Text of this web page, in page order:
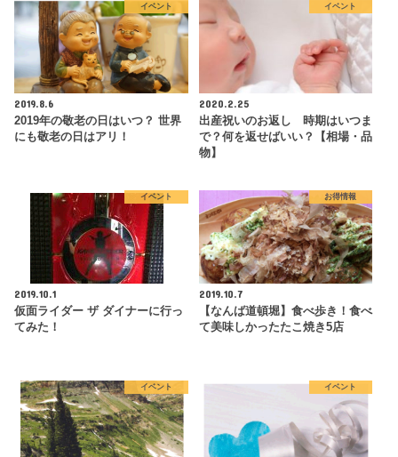
イベント
2019.8.6
2019年の敬老の日はいつ？ 世界
にも敬老の日はアリ！
イベント
2020.2.25
出産祝いのお返し 時期はいつま
で？何を返せばいい？【相場・品
物】
イベント
2019.10.1
仮面ライダー ザ ダイナーに行っ
てみた！
お得情報
2019.10.7
【なんば道頓堀】食べ歩き！食べ
て美味しかったたこ焼き5店
イベント イベント